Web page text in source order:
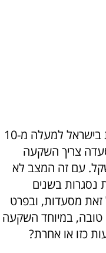
מדי שנה מגלגל תחום המסעדנות בישראל למעלה מ-10
צריך השקעה
2-3 מיליון שקל. עם זה המצב לא
נסגרות בשנים
זאת מסעדות, ובפרט
במיוחד השקעה
כזו או אחרת?